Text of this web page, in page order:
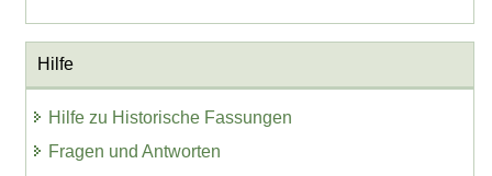
Hilfe
Hilfe zu Historische Fassungen
Fragen und Antworten